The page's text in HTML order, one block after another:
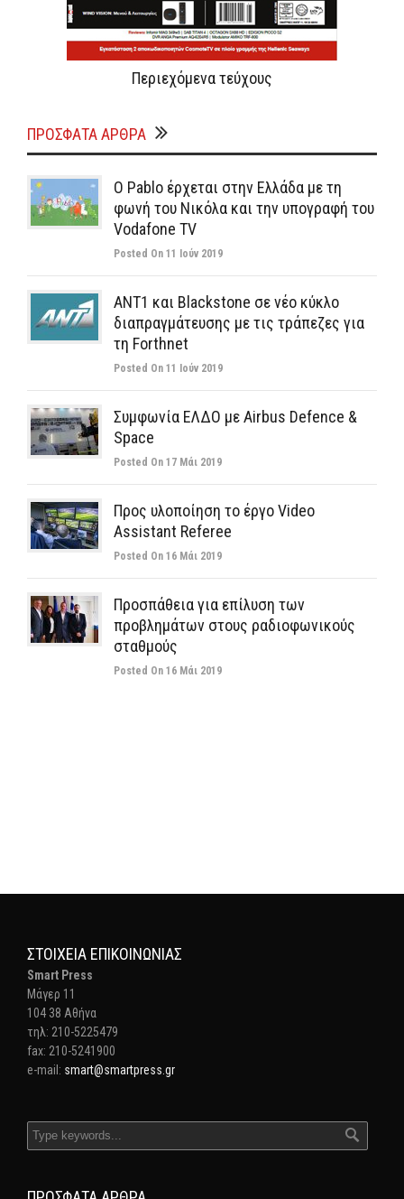
Περιεχόμενα τεύχους
ΠΡΌΣΦΑΤΑ ΆΡΘΡΑ
Ο Pablo έρχεται στην Ελλάδα με τη
φωνή του Νικόλα και την υπογραφή του
Vodafone TV
Posted On 11 Ιούν 2019
ΑΝΤ1 και Blackstone σε νέο κύκλο
διαπραγμάτευσης με τις τράπεζες για
τη Forthnet
Posted On 11 Ιούν 2019
Συμφωνία ΕΛΔΟ με Airbus Defence &
Space
Posted On 17 Μάι 2019
Προς υλοποίηση το έργο Video
Assistant Referee
Posted On 16 Μάι 2019
Προσπάθεια για επίλυση των
προβλημάτων στους ραδιοφωνικούς
σταθμούς
Posted On 16 Μάι 2019
ΣΤΟΙΧΕΊΑ ΕΠΙΚΟΙΝΩΝΊΑΣ
Smart Press
Mάγερ 11
104 38 Αθήνα
τηλ: 210-5225479
fax: 210-5241900
e-mail: smart@smartpress.gr